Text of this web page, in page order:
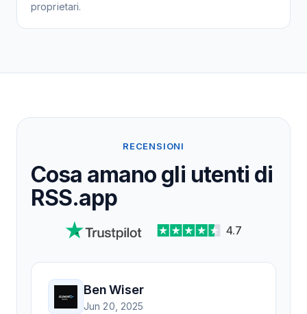
proprietari.
RECENSIONI
Cosa amano gli utenti di
RSS.app
4.7
Ben Wiser
Jun 20, 2025